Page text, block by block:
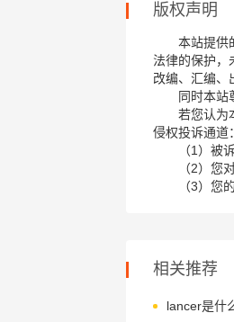
版权声明
本站提供
法律的保护，
改编、汇编、
同时本站
若您认为
侵权投诉通道
（1）被
（2）您
（3）您
相关推荐
lancer是什